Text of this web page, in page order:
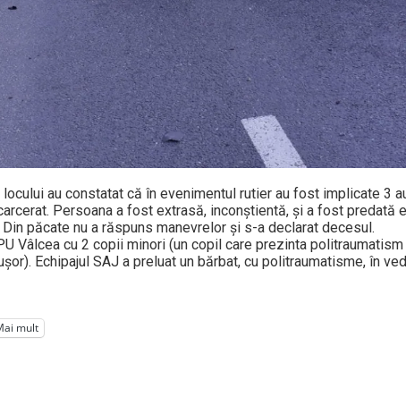
au constatat că în evenimentul rutier au fost implicate 3
Persoana a fost extrasă, inconștientă, și a fost predată
păcate nu a răspuns manevrelor și s-a declarat decesul.
Vâlcea cu 2 copii minori (un copil care prezinta
Echipajul SAJ a preluat un bărbat, cu politraumatisme, în
mult